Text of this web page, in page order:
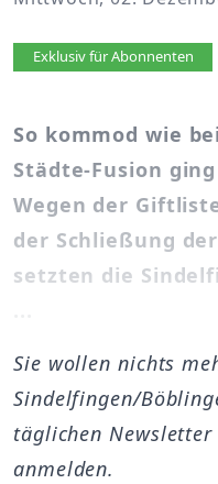
Artikel vorlesen
Exklusiv für Abonnenten
So kommod wie
Städte-Fusion
Wegen der
der Schließung
setzten die
Sie wollen nichts
Sindelfingen/
täglichen Newsletter
anmelden.